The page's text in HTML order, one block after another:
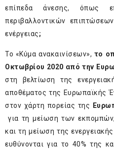
επίπεδα άνεσης, όπως
περιβαλλοντικών
ενέργειας;
Το «Κύμα ανακαινίσεων», το
Οκτωβρίου 2020 από την
στη βελτίωση της
αποθέματος της Ευρωπαϊκής
στον χάρτη πορείας της
για τη μείωση των
και τη μείωση της
ευθύνονται για το 40% της